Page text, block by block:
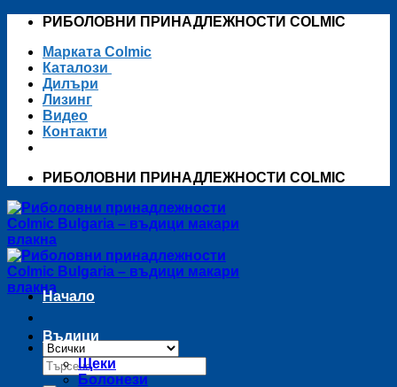
Skip
content
РИБОЛОВНИ ПРИНАДЛЕЖНОСТИ COLMIC
Марката Colmic
Каталози
Дилъри
Лизинг
Видео
Контакти
РИБОЛОВНИ ПРИНАДЛЕЖНОСТИ COLMIC
Търсене
за:
Начало
Въдици
Щеки
Болонези